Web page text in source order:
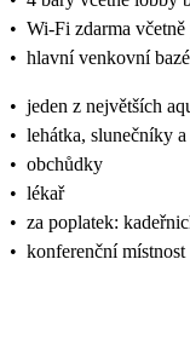
• Wi-Fi zdarma
• hlavní venkovní
• jeden z největších
• lehátka, slunečníky
• obchůdky
• lékař
• za poplatek:
• konferenční místnost